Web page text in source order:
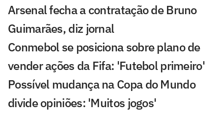
Arsenal fecha a contratação de Bruno
Guimarães, diz jornal
Conmebol se posiciona sobre plano de
vender ações da Fifa: 'Futebol primeiro'
Possível mudança na Copa do Mundo
divide opiniões: 'Muitos jogos'